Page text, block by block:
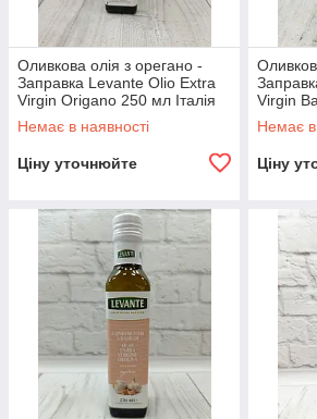
Оливкова олія з орегано -
Заправка Levante Olio Extra
Virgin Origano 250 мл Італія
Немає в наявності
Ціну уточнюйте
Virgin
Немає в
Ціну